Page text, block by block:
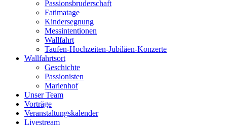
Passionsbruderschaft
Fatimatage
Kindersegnung
Messintentionen
Wallfahrt
Taufen-Hochzeiten-Jubiläen-Konzerte
Wallfahrtsort
Geschichte
Passionisten
Marienhof
Unser Team
Vorträge
Veranstaltungskalender
Livestream